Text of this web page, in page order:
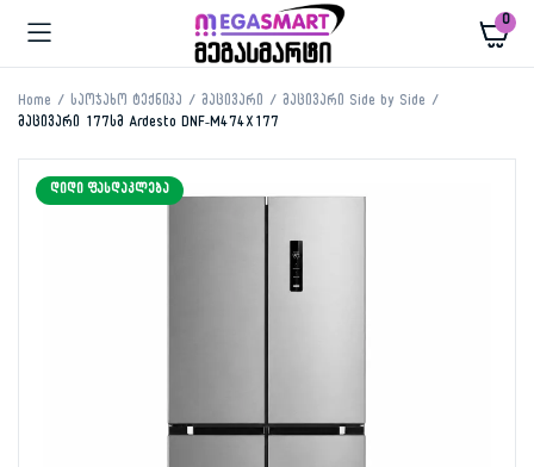
0
Home საოჯახო ტექნიკა მაცივარი
მაცივარი Side by Side
მაცივარი 177სმ Ardesto DNF-M474X177
ᲓᲘᲓᲘ ᲤᲐᲡᲓᲐᲙᲚᲔᲑᲐ